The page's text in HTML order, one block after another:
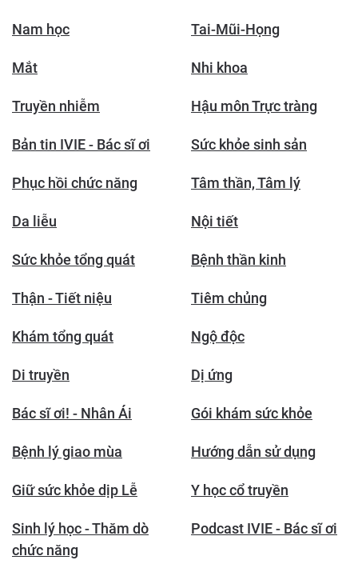
Nam học Tai-Mũi-Họng
Mắt Nhi khoa
Truyền nhiễm Hậu môn Trực tràng
Bản tin IVIE - Bác sĩ ơi Sức khỏe sinh sản
Phục hồi chức năng Tâm thần, Tâm lý
Da liễu Nội tiết
Sức khỏe tổng quát Bệnh thần kinh
Thận - Tiết niệu Tiêm chủng
Khám tổng quát Ngộ độc
Di truyền Dị ứng
Bác sĩ ơi! - Nhân Ái Gói khám sức khỏe
Bệnh lý giao mùa Hướng dẫn sử dụng
Giữ sức khỏe dịp Lễ Y học cổ truyền
Sinh lý học - Thăm dò
chức năng
Podcast IVIE - Bác sĩ ơi